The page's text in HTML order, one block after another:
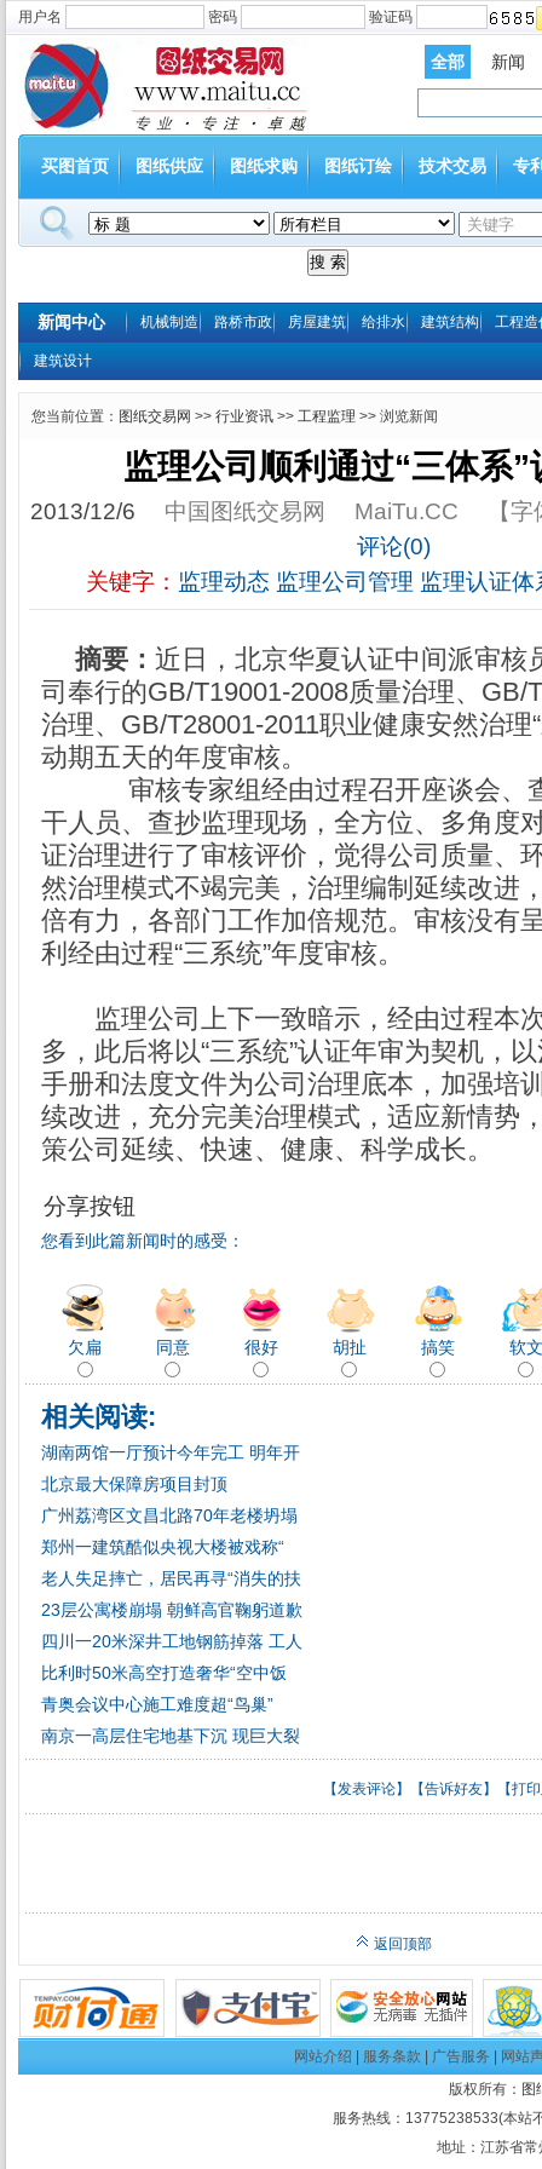
用户名 密码 验证码
全部 新闻
买图首页 图纸供应 图纸求购 图纸订绘 技术交易 专
新闻中心 机械制造 路桥市政 房屋建筑 给排水 建筑结构 工程造
建筑设计
您当前位置： 图纸交易网 >> 行业资讯 >> 工程监理 >> 浏览新闻
监理公司顺利通过“三体系”
2013/12/6 中国图纸交易网 MaiTu.CC
【
评论(0)
关键字： 监理动态 监理公司管理 监理认证体
摘要： 近日，北京华夏认证中间派审核
司奉行的GB/T19001-2008质量治理、GB/
治理、GB/T28001-2011职业健康安然治理
动期五天的年度审核。
审核专家组经由过程召开座谈会、
干人员、查抄监理现场，全方位、多角度
证治理进行了审核评价，觉得公司质量、
然治理模式不竭完美，治理编制延续改进
倍有力，各部门工作加倍规范。审核没有
利经由过程“三系统”年度审核。
监理公司上下一致暗示，经由过程本
多，此后将以“三系统”认证年审为契机，
手册和法度文件为公司治理底本，加强培
续改进，充分完美治理模式，适应新情势
策公司延续、快速、健康、科学成长。
分享按钮
您看到此篇新闻时的感受：
欠扁 同意 很好 胡扯 搞笑 软文
相关阅读:
湖南两馆一厅预计今年完工 明年开
北京最大保障房项目封顶
广州荔湾区文昌北路70年老楼坍塌
郑州一建筑酷似央视大楼被戏称“
老人失足摔亡，居民再寻“消失的扶
23层公寓楼崩塌 朝鲜高官鞠躬道歉
四川一20米深井工地钢筋掉落 工人
比利时50米高空打造奢华“空中饭
青奥会议中心施工难度超“鸟巢”
南京一高层住宅地基下沉 现巨大裂
【发表评论】【告诉好友】【打
返回顶部
网站介绍 服务条款 广告服务
网站
版权所有： 图
服务热线：13775238533(本站
地址：江苏省